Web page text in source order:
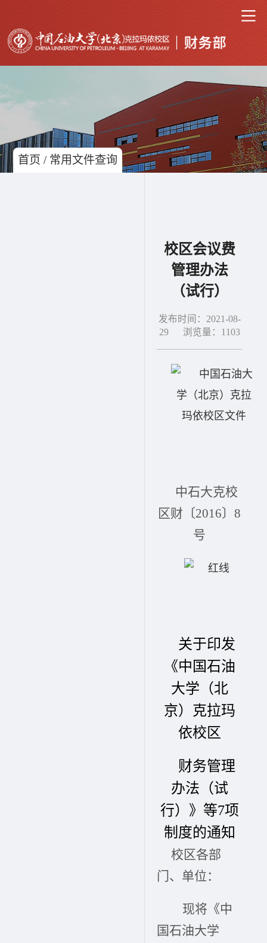
首页 / 常用文件查询
校区会议费
管理办法
（试行）
发布时间：2021-08-
29 浏览量： 1103
中石大克校
区财〔2016〕8
号
关于印发
《中国石油
大学（北
京）克拉玛
依校区
财务管理
办法（试
行）》等7项
制度的通知
校区各部
门、单位：
现将《中
国石油大学